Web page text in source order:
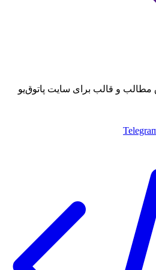
مطالب و قالب برای سایت پاتوق‌یو